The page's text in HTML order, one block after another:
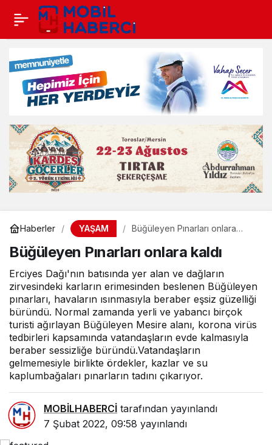
Haberler YAŞAM
Büğüleyen Pınarları onlara
Büğüleyen Pınarları onlara kaldı
Erciyes Dağı'nın batısında yer alan ve dağların
zirvesindeki karların erimesinden beslenen Büğüleyen
pınarları, havaların ısınmasıyla beraber eşsiz güzelliği
büründü. Normal zamanda yerli ve yabancı birçok
turisti ağırlayan Büğüleyen Mesire alanı, korona virüs
tedbirleri kapsamında vatandaşların evde kalmasıyla
beraber sessizliğe büründü.Vatandaşların
gelmemesiyle birlikte ördekler, kazlar ve su
kaplumbağaları pınarların tadını çıkarıyor.
MOBİLHABERCİ tarafından yayınlandı
7 Şubat 2022, 09:58 yayınlandı